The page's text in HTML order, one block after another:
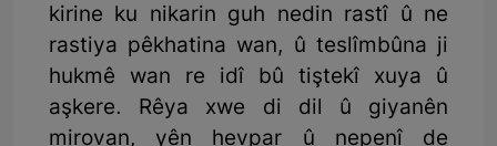
kirine ku nikarin guh nedin rastî û ne
rastiya pêkhatina wan, û teslîmbûna ji
hukmê wan re idî bû tiştekî xuya û
aşkere. Rêya xwe di dil û giyanên
mirovan, yên hevpar û nepenî de